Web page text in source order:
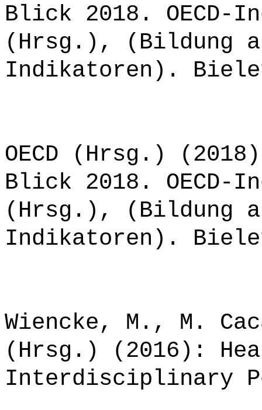
Blick 2018. OECD-
(Hrsg.), (Bildung
Indikatoren).
OECD (Hrsg.)
Blick 2018. OECD-
(Hrsg.), (Bildung
Indikatoren).
Wiencke, M., M.
(Hrsg.) (2016):
Interdisciplinary